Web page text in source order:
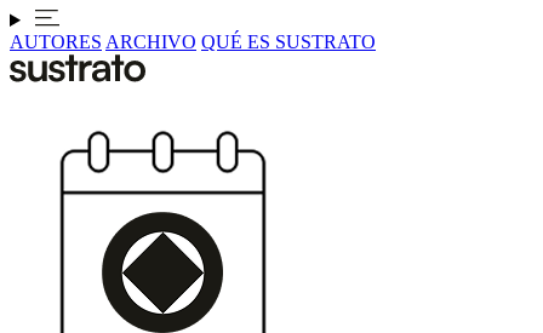
AUTORES ARCHIVO QUÉ ES SUSTRATO